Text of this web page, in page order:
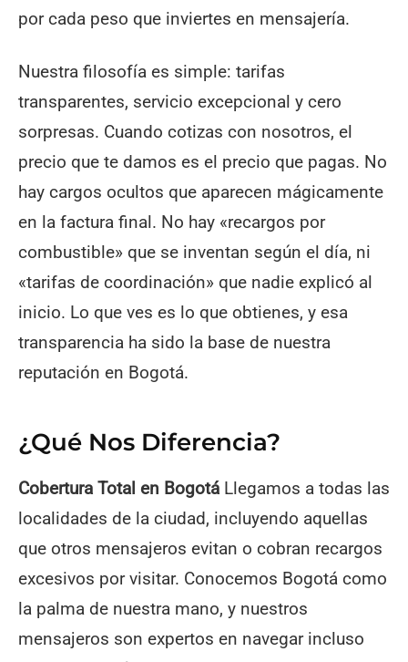
por cada peso que inviertes en mensajería.
Nuestra filosofía es simple: tarifas
transparentes, servicio excepcional y cero
sorpresas. Cuando cotizas con nosotros, el
precio que te damos es el precio que pagas. No
hay cargos ocultos que aparecen mágicamente
en la factura final. No hay «recargos por
combustible» que se inventan según el día, ni
«tarifas de coordinación» que nadie explicó al
inicio. Lo que ves es lo que obtienes, y esa
transparencia ha sido la base de nuestra
reputación en Bogotá.
¿Qué Nos Diferencia?
Cobertura Total en Bogotá Llegamos a todas las
localidades de la ciudad, incluyendo aquellas
que otros mensajeros evitan o cobran recargos
excesivos por visitar. Conocemos Bogotá como
la palma de nuestra mano, y nuestros
mensajeros son expertos en navegar incluso